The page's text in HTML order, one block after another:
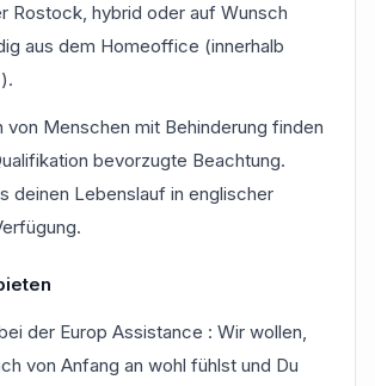
Rostock, hybrid oder auf Wunsch
aus dem Homeoffice (innerhalb
von Menschen mit Behinderung finden
bevorzugte Beachtung.
deinen Lebenslauf in englischer
der Europ Assistance : Wir wollen,
von Anfang an wohl fühlst und Du